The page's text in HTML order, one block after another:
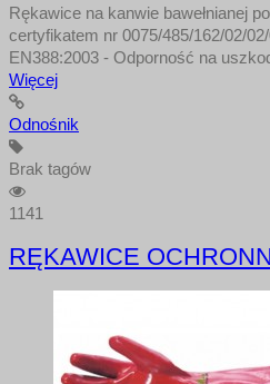
Rękawice na kanwie bawełnianej
certyfikatem nr 0075/485/162/02/
EN388:2003 - Odporność na
Więcej
Odnośnik
Brak tagów
1141
RĘKAWICE